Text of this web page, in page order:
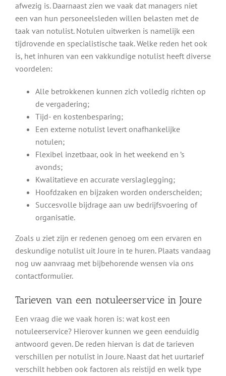
afwezig is. Daarnaast zien we vaak dat managers niet
een van hun personeelsleden willen belasten met de
taak van notulist. Notulen uitwerken is namelijk een
tijdrovende en specialistische taak. Welke reden het ook
is, het inhuren van een vakkundige notulist heeft diverse
voordelen:
Alle betrokkenen kunnen zich volledig richten op
de vergadering;
Tijd- en kostenbesparing;
Een externe notulist levert onafhankelijke
notulen;
Flexibel inzetbaar, ook in het weekend en ’s
avonds;
Kwalitatieve en accurate verslaglegging;
Hoofdzaken en bijzaken worden onderscheiden;
Succesvolle bijdrage aan uw bedrijfsvoering of
organisatie.
Zoals u ziet zijn er redenen genoeg om een ervaren en
deskundige notulist uit Joure in te huren. Plaats vandaag
nog uw aanvraag met bijbehorende wensen via ons
contactformulier.
Tarieven van een notuleerservice in Joure
Een vraag die we vaak horen is: wat kost een
notuleerservice? Hierover kunnen we geen eenduidig
antwoord geven. De reden hiervan is dat de tarieven
verschillen per notulist in Joure. Naast dat het uurtarief
verschilt hebben ook factoren als reistijd en welk type